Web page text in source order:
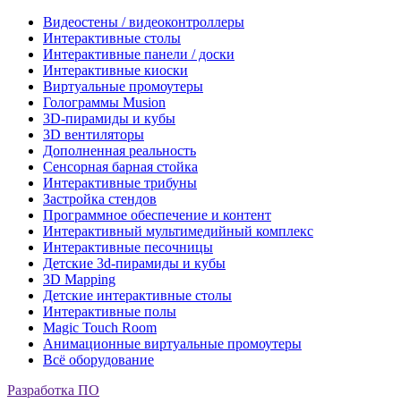
Видеостены / видеоконтроллеры
Интерактивные столы
Интерактивные панели / доски
Интерактивные киоски
Виртуальные промоутеры
Голограммы Musion
3D-пирамиды и кубы
3D вентиляторы
Дополненная реальность
Сенсорная барная стойка
Интерактивные трибуны
Застройка стендов
Программное обеспечение и контент
Интерактивный мультимедийный комплекс
Интерактивные песочницы
Детские 3d-пирамиды и кубы
3D Mapping
Детские интерактивные столы
Интерактивные полы
Magic Touch Room
Анимационные виртуальные промоутеры
Всё оборудование
Разработка ПО